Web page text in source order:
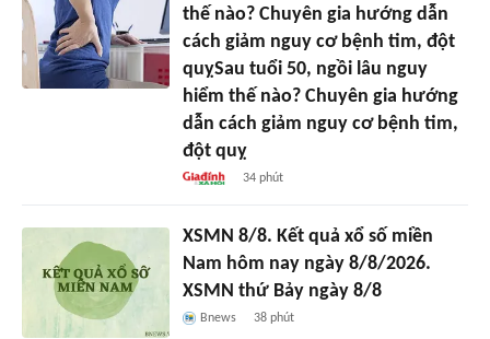
thế nào? Chuyên gia hướng dẫn
cách giảm nguy cơ bệnh tim, đột
quỵSau tuổi 50, ngồi lâu nguy
hiểm thế nào? Chuyên gia hướng
dẫn cách giảm nguy cơ bệnh tim,
đột quỵ
34 phút
XSMN 8/8. Kết quả xổ số miền
Nam hôm nay ngày 8/8/2026.
XSMN thứ Bảy ngày 8/8
Bnews 38 phút